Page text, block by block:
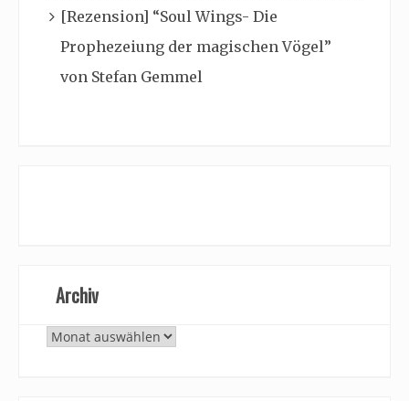
[Rezension] “Soul Wings- Die
Prophezeiung der magischen Vögel”
von Stefan Gemmel
Archiv
Archiv